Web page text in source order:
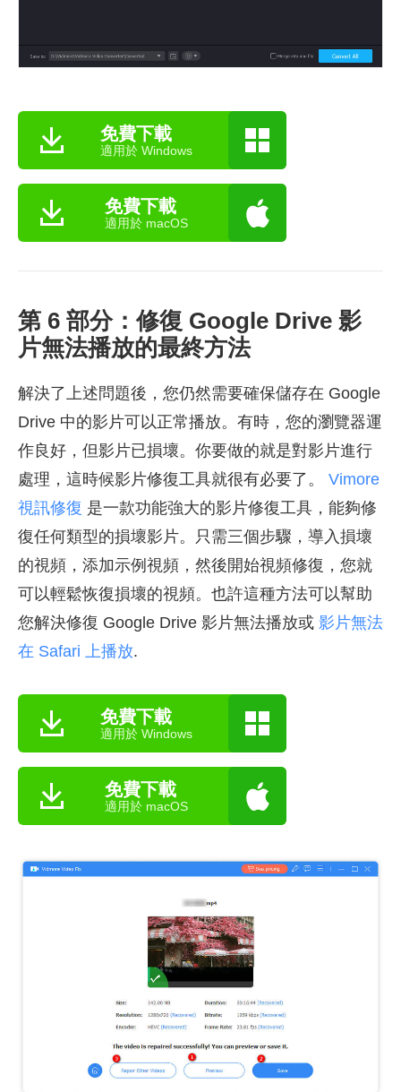
免費下載
適用於 Windows
免費下載
適用於 macOS
第 6 部分：修復 Google Drive 影
片無法播放的最終方法
解決了上述問題後，您仍然需要確保儲存在 Google
Drive 中的影片可以正常播放。有時，您的瀏覽器運
作良好，但影片已損壞。你要做的就是對影片進行
處理，這時候影片修復工具就很有必要了。 Vimore
視訊修復 是一款功能強大的影片修復工具，能夠修
復任何類型的損壞影片。只需三個步驟，導入損壞
的視頻，添加示例視頻，然後開始視頻修復，您就
可以輕鬆恢復損壞的視頻。也許這種方法可以幫助
您解決修復 Google Drive 影片無法播放或 影片無法
在 Safari 上播放.
免費下載
適用於 Windows
免費下載
適用於 macOS